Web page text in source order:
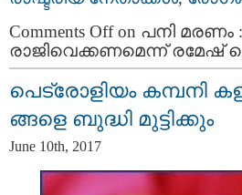
Comments Offon പനി
രാജിവെക്കണമെന്ന് രമേഷ്
പെട്രോളിയം കമ്പനി
ങ്ങളെ ബുദ്ധി മുട്ടിക്കും
June 10th, 2017